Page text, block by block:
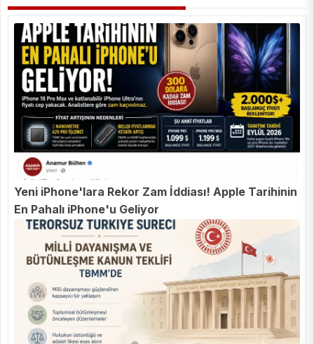
Yeni iPhone'lara Rekor Zam İddiası! Apple Tarihinin
En Pahalı iPhone'u Geliyor